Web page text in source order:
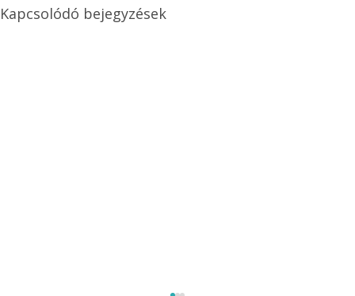
Kapcsolódó bejegyzések